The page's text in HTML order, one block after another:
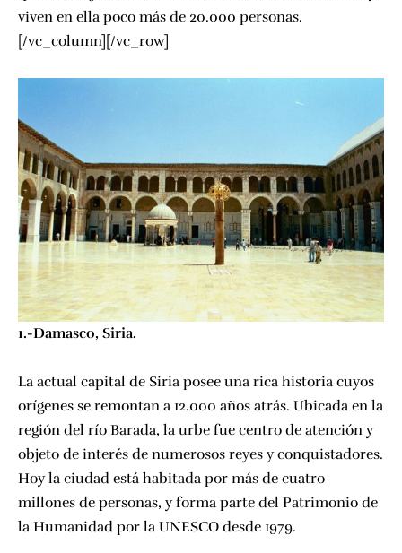
viven en ella poco más de 20.000 personas.
[/vc_column][/vc_row]
1.-Damasco, Siria.
La actual capital de Siria posee una rica historia cuyos
orígenes se remontan a 12.000 años atrás. Ubicada en la
región del río Barada, la urbe fue centro de atención y
objeto de interés de numerosos reyes y conquistadores.
Hoy la ciudad está habitada por más de cuatro
millones de personas, y forma parte del Patrimonio de
la Humanidad por la UNESCO desde 1979.